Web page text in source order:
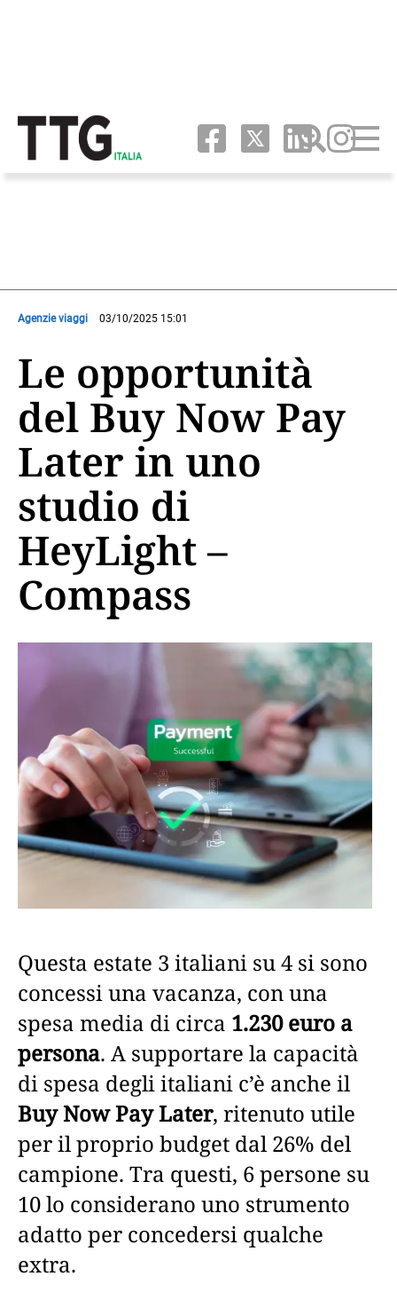
Agenzie viaggi 03/10/2025 15:01
Le opportunità
del Buy Now Pay
Later in uno
studio di
HeyLight –
Compass
Questa estate 3 italiani su 4 si sono
concessi una vacanza, con una
spesa media di circa 1.230 euro a
persona. A supportare la capacità
di spesa degli italiani c’è anche il
Buy Now Pay Later, ritenuto utile
per il proprio budget dal 26% del
campione. Tra questi, 6 persone su
10 lo considerano uno strumento
adatto per concedersi qualche
extra.